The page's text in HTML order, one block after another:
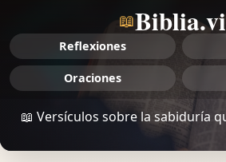
📖
Reflexiones
Oraciones
📖 Versículos sobre la sabiduría